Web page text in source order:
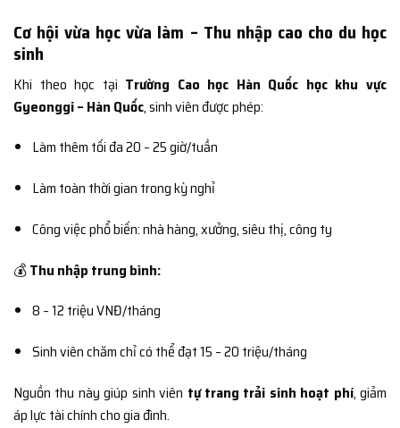
Cơ hội vừa học vừa làm – Thu nhập cao cho du học
sinh
Khi theo học tại Trường Cao học Hàn Quốc học khu vực
Gyeonggi – Hàn Quốc, sinh viên được phép:
Làm thêm tối đa 20 – 25 giờ/tuần
Làm toàn thời gian trong kỳ nghỉ
Công việc phổ biến: nhà hàng, xưởng, siêu thị, công ty
💰Thu nhập trung bình:
8 – 12 triệu VNĐ/tháng
Sinh viên chăm chỉ có thể đạt 15 – 20 triệu/tháng
Nguồn thu này giúp sinh viên tự trang trải sinh hoạt phí, giảm
áp lực tài chính cho gia đình.